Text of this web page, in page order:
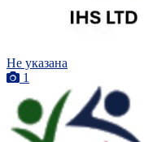
Не указана
1